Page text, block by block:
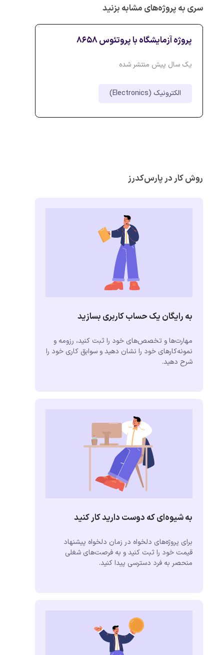
سری به پروژه‌های مشابه بزنید
پروژه آزمایشگاه با پروتئوس 8658
یک سال پیش منتشر شده
الکترونیک (Electronics)
روش کار در پارس‌کدرز
به رایگان یک حساب کاربری بسازید
مهارت‌ها و تخصص‌های خود را ثبت کنید، رزومه و
نمونه‌کارهای خود را نشان دهید و سوابق کاری خود را
شرح دهید.
به شیوه‌ای که دوست دارید کار کنید
برای پروژه‌های دلخواه در زمان دلخواه پیشنهاد
قیمت خود را ثبت کنید و به فرصت‌های شغلی
منحصر به فرد دسترسی پیدا کنید.